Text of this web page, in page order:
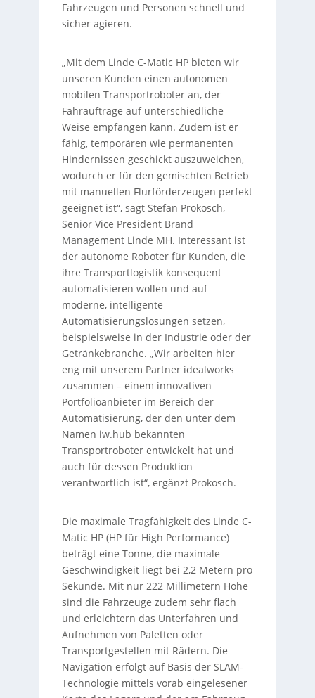
Fahrzeugen und Personen schnell und
sicher agieren.
„Mit dem Linde C-Matic HP bieten wir
unseren Kunden einen autonomen
mobilen Transportroboter an, der
Fahraufträge auf unterschiedliche
Weise empfangen kann. Zudem ist er
fähig, temporären wie permanenten
Hindernissen geschickt auszuweichen,
wodurch er für den gemischten Betrieb
mit manuellen Flurförderzeugen perfekt
geeignet ist“, sagt Stefan Prokosch,
Senior Vice President Brand
Management Linde MH. Interessant ist
der autonome Roboter für Kunden, die
ihre Transportlogistik konsequent
automatisieren wollen und auf
moderne, intelligente
Automatisierungslösungen setzen,
beispielsweise in der Industrie oder der
Getränkebranche. „Wir arbeiten hier
eng mit unserem Partner idealworks
zusammen – einem innovativen
Portfolioanbieter im Bereich der
Automatisierung, der den unter dem
Namen iw.hub bekannten
Transportroboter entwickelt hat und
auch für dessen Produktion
verantwortlich ist“, ergänzt Prokosch.
Die maximale Tragfähigkeit des Linde C-
Matic HP (HP für High Performance)
beträgt eine Tonne, die maximale
Geschwindigkeit liegt bei 2,2 Metern pro
Sekunde. Mit nur 222 Millimetern Höhe
sind die Fahrzeuge zudem sehr flach
und erleichtern das Unterfahren und
Aufnehmen von Paletten oder
Transportgestellen mit Rädern. Die
Navigation erfolgt auf Basis der SLAM-
Technologie mittels vorab eingelesener